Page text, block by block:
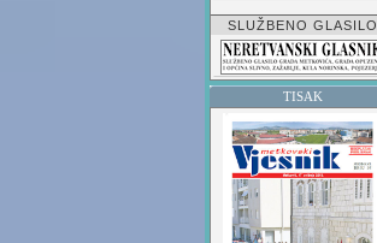
SLUŽBENO GLASILO
TISAK